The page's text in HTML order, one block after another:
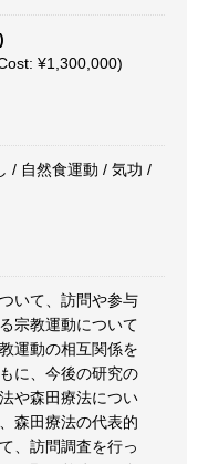
¥1,300,000)
/ 自然食運動 / 気功 /
いて、訪問や参与
宗教運動について
運動の相互関係を
に、今後の研究の
や森田療法につい
森田療法の代表的
、訪問調査を行っ